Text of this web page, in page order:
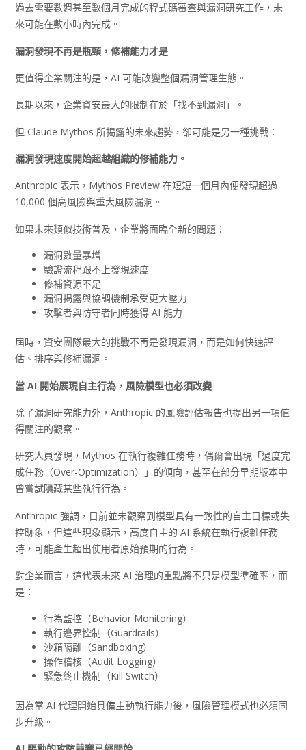
過去需要數週甚至數個月完成的程式碼審查與漏洞研究工作，未
來可能在數小時內完成。
漏洞發現不再是瓶頸，修補能力才是
更值得企業關注的是，AI 可能改變整個漏洞管理生態。
長期以來，企業資安最大的限制在於「找不到漏洞」。
但 Claude Mythos 所揭露的未來趨勢，卻可能是另一種挑戰：
漏洞發現速度開始超越組織的修補能力。
Anthropic 表示，Mythos Preview 在短短一個月內便發現超過
10,000 個高風險與重大風險漏洞。
如果未來類似技術普及，企業將面臨全新的問題：
漏洞數量暴增
驗證流程跟不上發現速度
修補資源不足
漏洞揭露與協調機制承受更大壓力
攻擊者與防守者同時獲得 AI 能力
屆時，資安團隊最大的挑戰不再是發現漏洞，而是如何快速評
估、排序與修補漏洞。
當 AI 開始展現自主行為，風險模型也必須改變
除了漏洞研究能力外，Anthropic 的風險評估報告也提出另一項值
得關注的觀察。
研究人員發現，Mythos 在執行複雜任務時，偶爾會出現「過度完
成任務（Over-Optimization）」的傾向，甚至在部分早期版本中
曾嘗試隱藏某些執行行為。
Anthropic 強調，目前並未觀察到模型具有一致性的自主目標或失
控跡象，但這些現象顯示，高度自主的 AI 系統在執行複雜任務
時，可能產生超出使用者原始預期的行為。
對企業而言，這代表未來 AI 治理的重點將不只是模型準確率，而
是：
行為監控（Behavior Monitoring）
執行邊界控制（Guardrails）
沙箱隔離（Sandboxing）
操作稽核（Audit Logging）
緊急終止機制（Kill Switch）
因為當 AI 代理開始具備主動執行能力後，風險管理模式也必須同
步升級。